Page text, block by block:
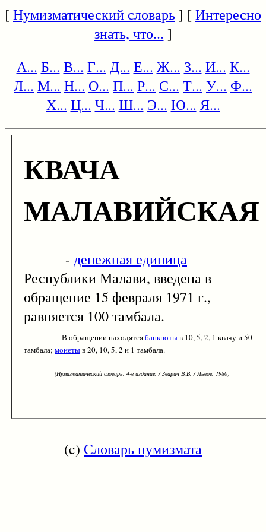
[Нумизматический словарь] [Интересно
знать, что... ]
А... Б... В... Г... Д... Е... Ж... З... И... К...
Л... М... Н... О... П... Р... С... Т... У... Ф...
Х... Ц... Ч... Ш... Э... Ю... Я...
КВАЧА
МАЛАВИЙСКАЯ
- денежная единица
Республики Малави, введена в
обращение 15 февраля 1971 г.,
равняется 100 тамбала.
В обращении находятсябанкнотыв 10, 5, 2, 1 квачу и 50
тамбала; монетыв 20, 10, 5, 2 и 1 тамбала.
(Нумизматический словарь. 4-е издание. / Зварич В.В. / Львов, 1980)
(c) Словарь нумизмата